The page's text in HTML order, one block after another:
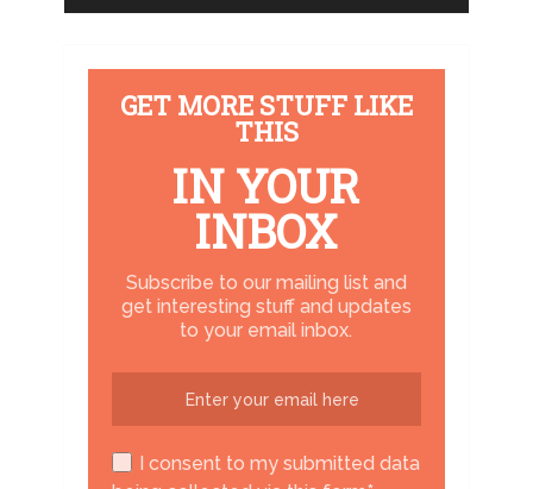
GET MORE STUFF LIKE
THIS
IN YOUR
INBOX
Subscribe to our mailing list and
get interesting stuff and updates
to your email inbox.
I consent to my submitted data